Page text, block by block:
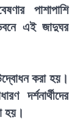
পাশাপাশি
এই জাদুঘর
করা হয়।
দর্শনার্থীদের
হয়।